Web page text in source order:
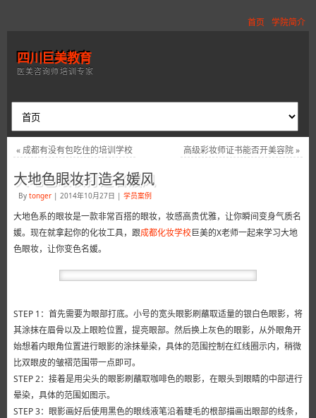
首页 学院简介
四川巨美教育
医美咨询师培训专家
« 成都有没有包吃住的培训学校 高级彩妆师证书能否开美容院»
大地色眼妆打造名媛风
By tonger | 2014年10月27日 | 学员案例
大地色系的眼妆是一款非常百搭的眼妆，妆感高贵优雅，让你瞬间变身气质名
媛。现在就拿起你的化妆工具，跟成都化妆学校巨美的X老师一起来学习大地
色眼妆，让你变色名媛。
STEP 1：首先需要为眼部打底。小号的宽头眼影刷蘸取适量的银白色眼影，将
其涂抹在眉骨以及上眼睑位置，提亮眼部。然后换上灰色的眼影，从外眼角开
始想着内眼角位置进行眼影的涂抹晕染，具体的范围控制在红线圈示内，稍微
比双眼皮的皱褶范围带一点即可。
STEP 2：接着是用尖头的眼影刷蘸取咖啡色的眼影，在眼头到眼睛的中部进行
晕染，具体的范围如图示。
STEP 3：眼影画好后使用黑色的眼线液笔沿着睫毛的根部描画出眼部的线条，